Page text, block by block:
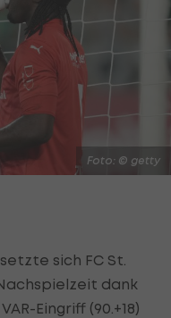
Foto: © getty
sich FC St.
dank
Eingriff (90.+18)